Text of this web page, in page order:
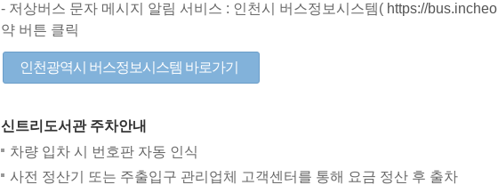
- 저상버스 문자 메시지 알림 서비스 : 인천시 버스정보시스템( https://
약 버튼 클릭
인천광역시 버스정보시스템 바로가기
신트리도서관 주차안내
차량 입차 시 번호판 자동 인식
사전 정산기 또는 주출입구 관리업체 고객센터를 통해 요금 정산 후 출차